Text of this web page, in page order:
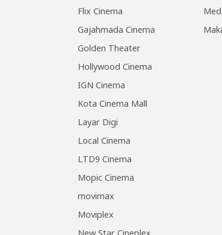
Flix Cinema
Gajahmada Cinema
Golden Theater
Hollywood Cinema
IGN Cinema
Kota Cinema Mall
Layar Digi
Local Cinema
LTD9 Cinema
Mopic Cinema
movimax
Moviplex
New Star Cineplex